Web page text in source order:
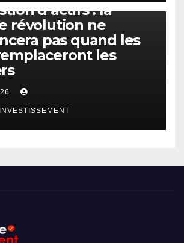
d’actifs : la
révolution ne
pas quand les
les